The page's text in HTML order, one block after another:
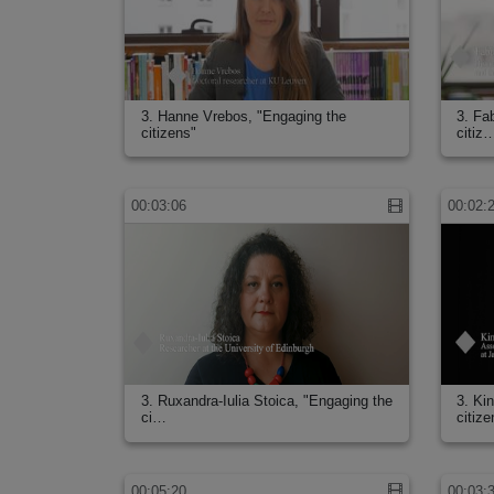
3. Hanne Vrebos, "Engaging the
citizens"
3.
citiz…
00:03:06
3. Ruxandra-Iulia Stoica, "Engaging the
ci…
3.